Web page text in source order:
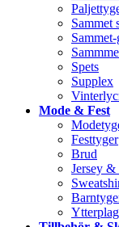
Sammet
Spets
Supplex
Mode & Fest
Festtyger
Brud
Jersey &